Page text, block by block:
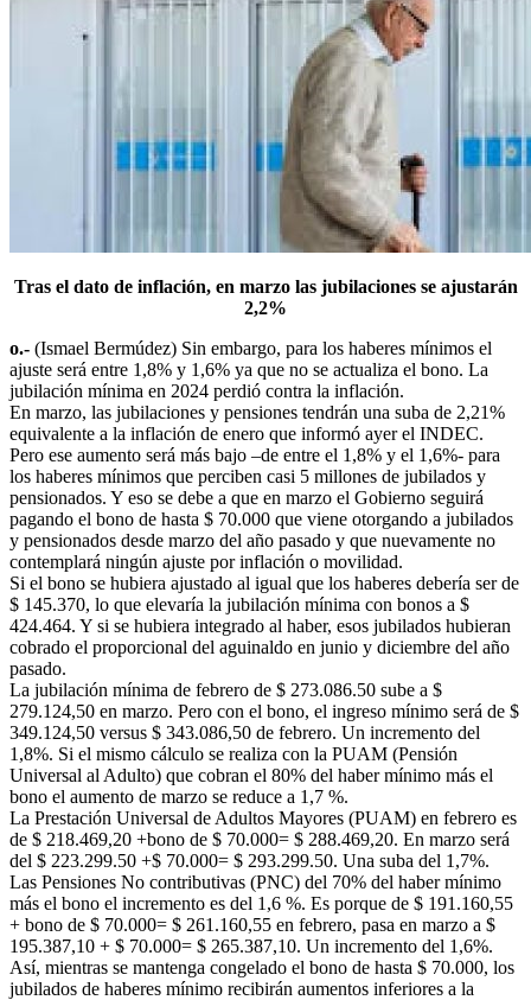
Tras el dato de inflación, en marzo las jubilaciones se ajustarán
2,2%
o.- (Ismael Bermúdez) Sin embargo, para los haberes mínimos el
ajuste será entre 1,8% y 1,6% ya que no se actualiza el bono. La
jubilación mínima en 2024 perdió contra la inflación.
En marzo, las jubilaciones y pensiones tendrán una suba de 2,21%
equivalente a la inflación de enero que informó ayer el INDEC.
Pero ese aumento será más bajo –de entre el 1,8% y el 1,6%- para
los haberes mínimos que perciben casi 5 millones de jubilados y
pensionados. Y eso se debe a que en marzo el Gobierno seguirá
pagando el bono de hasta $ 70.000 que viene otorgando a jubilados
y pensionados desde marzo del año pasado y que nuevamente no
contemplará ningún ajuste por inflación o movilidad.
Si el bono se hubiera ajustado al igual que los haberes debería ser de
$ 145.370, lo que elevaría la jubilación mínima con bonos a $
424.464. Y si se hubiera integrado al haber, esos jubilados hubieran
cobrado el proporcional del aguinaldo en junio y diciembre del año
pasado.
La jubilación mínima de febrero de $ 273.086.50 sube a $
279.124,50 en marzo. Pero con el bono, el ingreso mínimo será de $
349.124,50 versus $ 343.086,50 de febrero. Un incremento del
1,8%. Si el mismo cálculo se realiza con la PUAM (Pensión
Universal al Adulto) que cobran el 80% del haber mínimo más el
bono el aumento de marzo se reduce a 1,7 %.
La Prestación Universal de Adultos Mayores (PUAM) en febrero es
de $ 218.469,20 +bono de $ 70.000= $ 288.469,20. En marzo será
del $ 223.299.50 +$ 70.000= $ 293.299.50. Una suba del 1,7%.
Las Pensiones No contributivas (PNC) del 70% del haber mínimo
más el bono el incremento es del 1,6 %. Es porque de $ 191.160,55
+ bono de $ 70.000= $ 261.160,55 en febrero, pasa en marzo a $
195.387,10 + $ 70.000= $ 265.387,10. Un incremento del 1,6%.
Así, mientras se mantenga congelado el bono de hasta $ 70.000, los
jubilados de haberes mínimo recibirán aumentos inferiores a la